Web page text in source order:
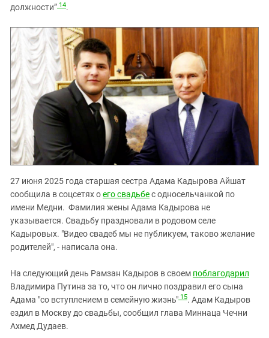
должности” 14.
27 июня 2025 года старшая сестра Адама Кадырова Айшат
сообщила в соцсетях оего свадьбес односельчанкой по
имени Медни. Фамилия жены Адама Кадырова не
указывается. Свадьбу праздновали в родовом селе
Кадыровых. "Видео свадеб мы не публикуем, таково желание
родителей", - написала она.
На следующий день Рамзан Кадыров в своем поблагодарил
Владимира Путина за то, что он лично поздравил его сына
Адама "со вступлением в семейную жизнь" 15. Адам Кадыров
ездил в Москву до свадьбы, сообщил глава Миннаца Чечни
Ахмед Дудаев.